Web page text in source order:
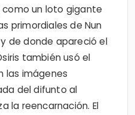
como un loto gigante
primordiales de Nun
de donde apareció el
también usó el
las imágenes
del difunto al
la reencarnación. El